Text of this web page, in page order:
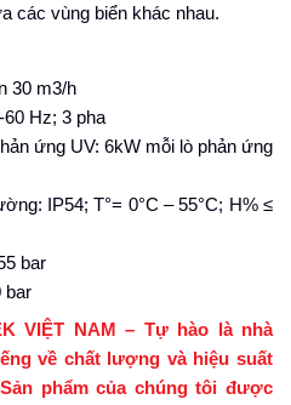
các vùng biển khác nhau.
30 m3/h
60 Hz; 3 pha
ứng UV: 6kW mỗi lò phản ứng
IP54; T°= 0°C – 55°C; H% ≤
bar
bar
VIỆT NAM – Tự hào là nhà
về chất lượng và hiệu suất
phẩm của chúng tôi được